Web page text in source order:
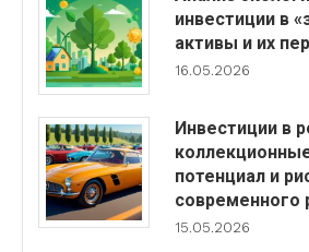
инвестиции в
активы и их
16.05.2026
Инвестиции в
потенциал и
современного
15.05.2026